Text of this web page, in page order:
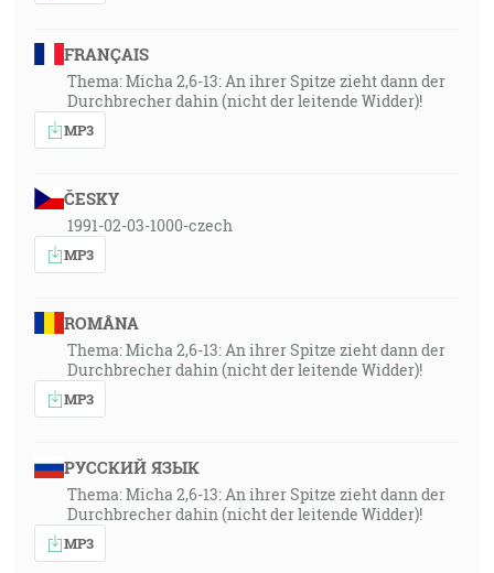
FRANÇAIS
Thema: Micha 2,6-13: An ihrer Spitze zieht dann der
Durchbrecher dahin (nicht der leitende Widder)!
MP3
ČESKY
1991-02-03-1000-czech
MP3
ROMÂNA
Thema: Micha 2,6-13: An ihrer Spitze zieht dann der
Durchbrecher dahin (nicht der leitende Widder)!
MP3
РУССКИЙ ЯЗЫК
Thema: Micha 2,6-13: An ihrer Spitze zieht dann der
Durchbrecher dahin (nicht der leitende Widder)!
MP3